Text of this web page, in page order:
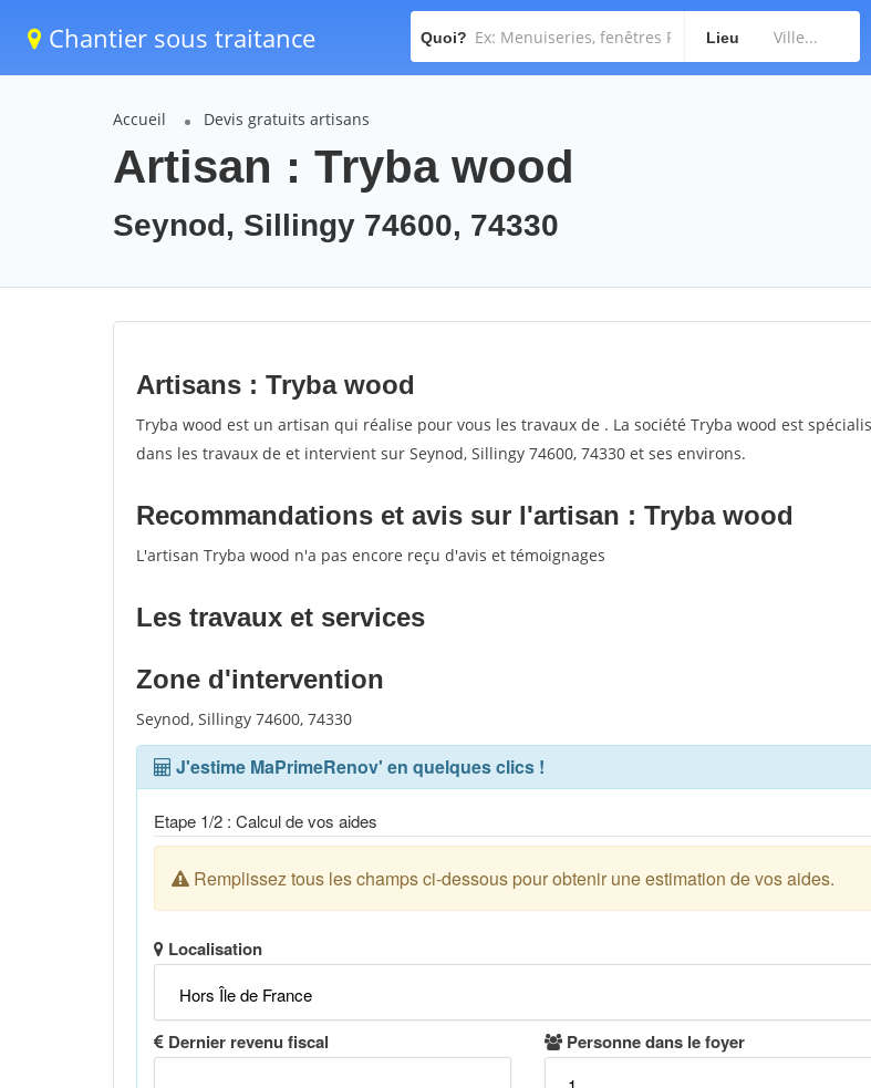
Chantier sous traitance Quoi? Lieu
Accueil Devis gratuits artisans
Artisan : Tryba wood
Seynod, Sillingy 74600, 74330
Artisans : Tryba wood
Tryba wood est un artisan qui réalise pour vous les travaux de . La société Tryba wood est
dans les travaux de et intervient sur Seynod, Sillingy 74600, 74330 et ses environs.
Recommandations et avis sur l'artisan : Tryba wood
L'artisan Tryba wood n'a pas encore reçu d'avis et témoignages
Les travaux et services
Zone d'intervention
Seynod, Sillingy 74600, 74330